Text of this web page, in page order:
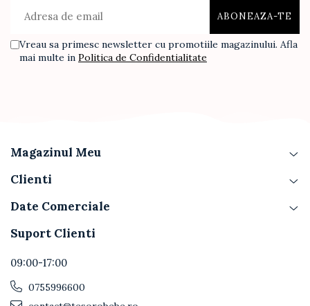
Vreau sa primesc newsletter cu promotiile magazinului. Afla
mai multe in Politica de Confidentialitate
Magazinul Meu
Clienti
Date Comerciale
Suport Clienti
09:00-17:00
0755996600